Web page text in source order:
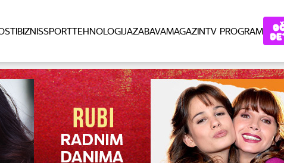
BIZNISSPORTTEHNOLOGIJAZABAVAMAGAZINTV PROGRAM